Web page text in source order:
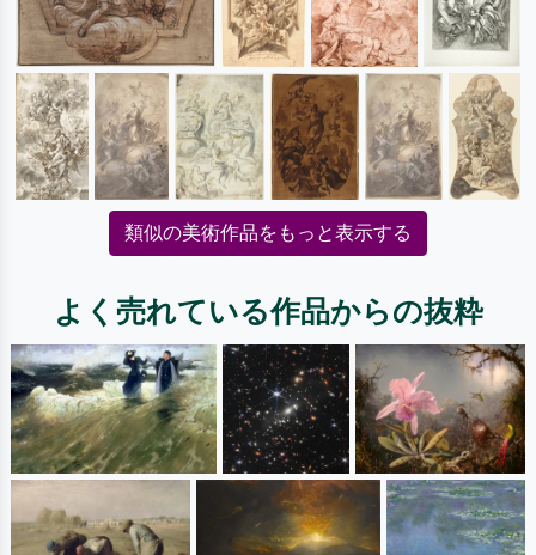
類似の美術作品をもっと表示する
よく売れている作品からの抜粋